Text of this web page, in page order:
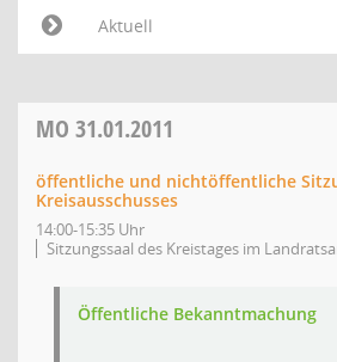
Aktuell
MO 31.01.2011
öffentliche und nichtöffentliche
Kreisausschusses
14:00-15:35 Uhr
Sitzungssaal des Kreistages im
Öffentliche Bekanntmachung